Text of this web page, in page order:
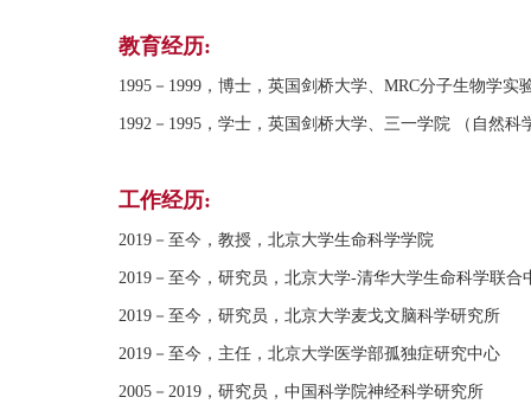
教育经历:
1995－1999，博士，英国剑桥大学、MRC分子生物学实
1992－1995，学士，英国剑桥大学、三一学院 （自然科
工作经历:
2019－至今，教授，北京大学生命科学学院
2019－至今，研究员，北京大学-清华大学生命科学联合
2019－至今，研究员，北京大学麦戈文脑科学研究所
2019－至今，主任，北京大学医学部孤独症研究中心
2005－2019，研究员，中国科学院神经科学研究所